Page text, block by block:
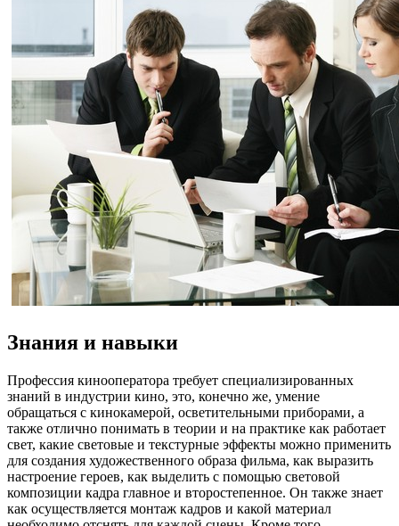
Знания и навыки
Профессия кинооператора требует специализированных
знаний в индустрии кино, это, конечно же, умение
обращаться с кинокамерой, осветительными приборами, а
также отлично понимать в теории и на практике как работает
свет, какие световые и текстурные эффекты можно применить
для создания художественного образа фильма, как выразить
настроение героев, как выделить с помощью световой
композиции кадра главное и второстепенное. Он также знает
как осуществляется монтаж кадров и какой материал